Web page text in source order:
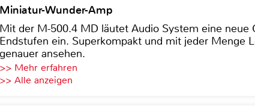
Miniatur-Wunder-Amp
Mit der M-500.4 MD läutet Audio System eine neue
Endstufen ein. Superkompakt und mit jeder Menge
genauer ansehen.
>> Mehr erfahren
>> Alle anzeigen